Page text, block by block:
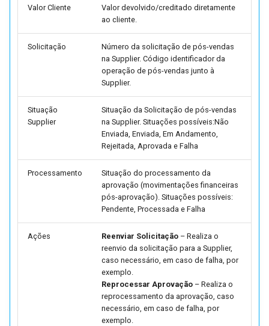
(FUTL0125 PREC)
Parâmetros da Tabela de
Venda (FUTL0125 PRV
Parâmetros de Geração de
Títulos de Cartão
TIT CAR TIT CAR)
Parâmetros de Integração
FOCCOERP x TMS
Parâmetros Geração de
Títulos pelo Pedido de
Parâmetros de Vendas
Valor Cliente
Valor devolvido/creditado diretamente
ao cliente.
Solicitação
Número da solicitação de pós-vendas
na Supplier. Código identificador da
operação de pós-vendas junto à
Supplier.
Situação
Supplier
Situação da Solicitação de pós-vendas
na Supplier. Situações possíveis:Não
Enviada, Enviada, Em Andamento,
Rejeitada, Aprovada e Falha
Processamento
Situação do processamento da
aprovação (movimentações financeiras
pós-aprovação). Situações possíveis:
Pendente, Processada e Falha
Ações Reenviar Solicitação – Realiza o
reenvio da solicitação para a Supplier,
caso necessário, em caso de falha, por
exemplo.
Reprocessar Aprovação – Realiza o
reprocessamento da aprovação, caso
necessário, em caso de falha, por
exemplo.